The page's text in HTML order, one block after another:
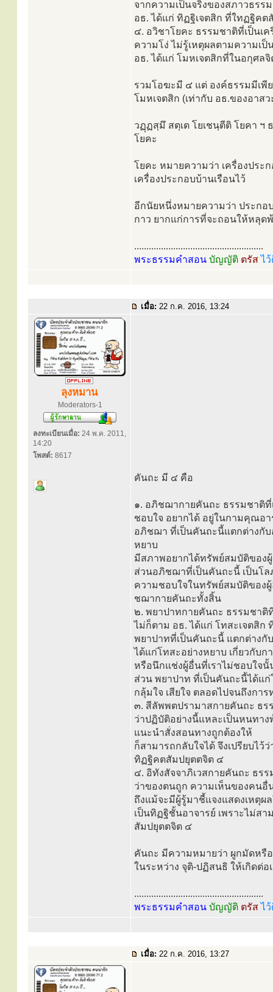
จากความเป็นจริงของสภาวธรรม
อธ. ได้แก่ ทิฏฐิเจตสิก ที่ใทฏฐิคต
๔. อวิชาโยคะ ธรรมชาติที่เป็นเ
ความโง่ ไม่รู้เหตุผลตามความเป็
อธ. ได้แก่ โมหเจตสิกที่ในอกุศล
รวมโอฆะมี ๔ แต่ องค์ธรรมมีเพี
โมหเจตสิก (เท่ากับ อธ.ของอาส
วฏฺฏสฺมึ สตฺเต โยเชนฺตีติ โยคา
โยคะ
โยคะ หมายความว่า เครื่องประ
เครื่องประกอบบ้านเรือนไว้
อีกนัยหนึ่งหมายความว่า ประกอ
กาว ยากแก่การที่จะถอนให้หลุด
.....................................................
พระธรรมคำสอน บัญญัติ ตรัสไ
เมื่อ: 22 ก.ค. 2016, 13:24
ลุงหมาน
Moderators-1
ลงทะเบียนเมื่อ: 24 พ.ค. 2011,
14:20
โพสต์: 8617
คันถะ มี ๔ คือ
๑. อภิชฌากายคันถะ ธรรมชาติที่
ชอบใจ อยากได้ อยู่ในกามคุณอ
อภิชฌา ที่เป็นคันถะนี้แตกต่างกั
หยาบ
มีสภาพอยากได้ทรัพย์สมบัติของ
ส่วนอภิชฌาที่เป็นคันถะนี้ เป็นโล
ความชอบใจในทรัพย์สมบัติของ
ชฌากายคันถะทั้งสิ้น
๒. พยาปาทกายคันถะ ธรรมชาติ
ไม่ก็ตาม อธ. ได้แก่ โทสะเจตสิก
พยาปาทที่เป็นคันถะนี้ แตกต่างกั
ได้แก่โทสะอย่างหยาบ เกี่ยวกับ
หรือนึกแช่งผู้อื่นที่เราไม่ชอบใจ
ส่วน พยาปาท ที่เป็นคันถะนี้ได้แก่
กลุ้มใจ เสียใจ ตลอดไปจนถึงกา
๓. สีลัพพตปรามาสกายคันถะ ธร
ว่าปฏิบัติอย่างนี้แหละเป็นหนทา
แนะนำสั่งสอนทางถูกต้องให้
ก็สามารถกลับใจได้ จึงเปรียบไ
ทิฏฐิคตสัมปยุตตจิต ๔
๔. อิทังสัจจาภิเวสกายคันถะ ธร
ว่าของตนถูก ความเห็นของคน
ถึงแม้จะมีผู้รู้มาชี้แจงแสดงเหตุผ
เป็นทิฏฐิชั้นอาจารย์ เพราะไม่ส
สัมปยุตตจิต ๔
คันถะ มีความหมายว่า ผูกมัดหรื
ในระหว่าง จุติ-ปฏิสนธิ ให้เกิดต่
.....................................................
พระธรรมคำสอน บัญญัติ ตรัสไ
เมื่อ: 22 ก.ค. 2016, 13:27